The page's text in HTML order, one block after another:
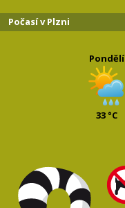
Počasí v Plzni
Pondělí
33 °C